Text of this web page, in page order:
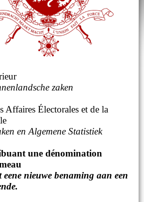
zaken
Affaires Électorales et de la
en Algemene Statistiek
une dénomination
nieuwe benaming aan een